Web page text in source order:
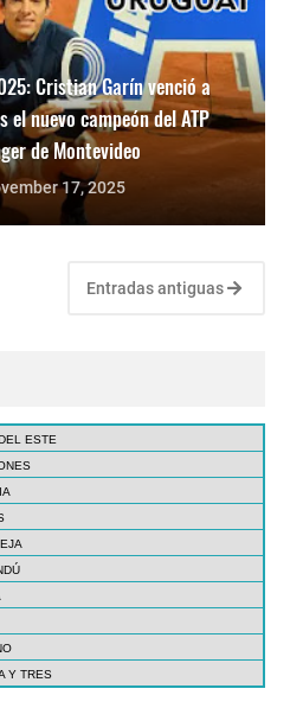
Cristian Garín venció a
el nuevo campeón del ATP
de Montevideo
17, 2025
Entradas antiguas
ESTE
Y TRES